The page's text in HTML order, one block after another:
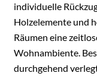
individuelle
Holzelemente und
Räumen eine
Wohnambiente.
durchgehend